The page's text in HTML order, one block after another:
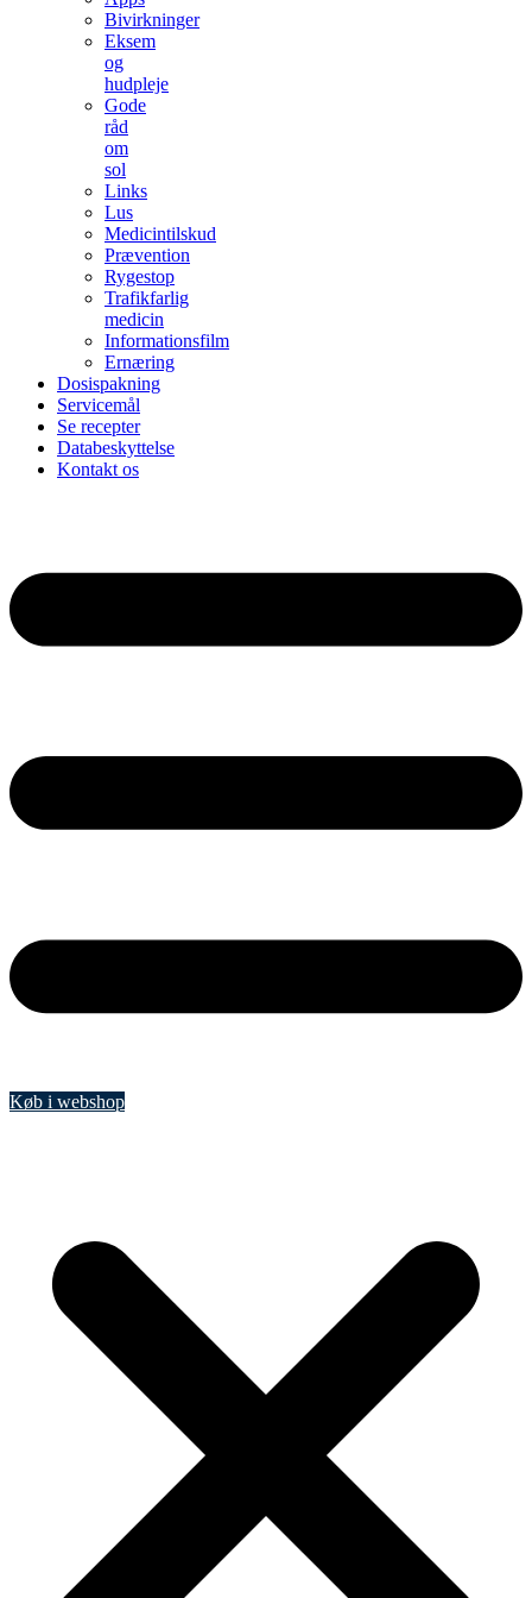
Bivirkninger
Eksem
og
hudpleje
Gode
råd
om
sol
Links
Lus
Medicintilskud
Prævention
Rygestop
Trafikfarlig
medicin
Informationsfilm
Ernæring
Dosispakning
Servicemål
Se recepter
Databeskyttelse
Kontakt os
Køb i webshop